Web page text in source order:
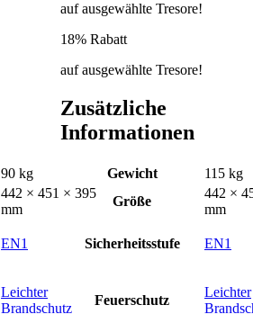
90 kg
442 × 451 × 395
mm
EN1
Leichter
Brandschutz
auf ausgewählte Tresore!
18% Rabatt
auf ausgewählte Tresore!
Zusätzliche
Informationen
Gewicht
115 kg
Größe
442 ×
mm
Sicherheitsstufe EN1
Feuerschutz
Leichter